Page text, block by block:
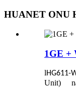
HUANET ONU
1GE +
lHG611-
Unit)